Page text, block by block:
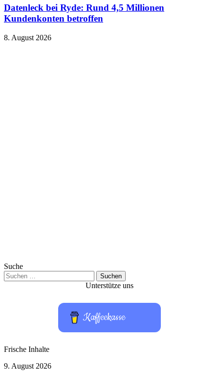
Datenleck bei Ryde: Rund 4,5 Millionen
Kundenkonten betroffen
8. August 2026
Suche
Suchen
nach:
Unterstütze uns
Kaffeekasse
Frische Inhalte
„Michael
9. August 2026